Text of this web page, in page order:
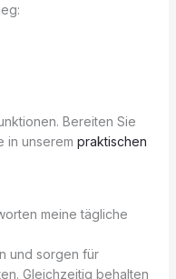
Bereiten Sie
in unserem praktischen
meine tägliche
und sorgen für
Gleichzeitig behalten